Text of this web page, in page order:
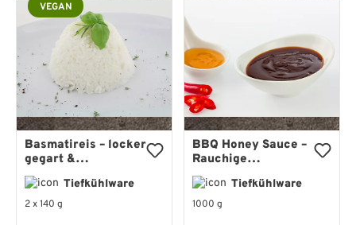
VEGAN
Basmatireis – locker
gegart &
servierfertig
Tiefkühlware
2 x 140 g
BBQ Honey Sauce –
Rauchige
Würzsauce mit
Honig & feiner Süße
Tiefkühlware
1000 g